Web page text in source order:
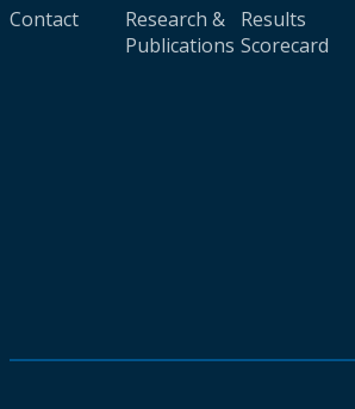
Contact
Research &
Publications
Results
Scorecard